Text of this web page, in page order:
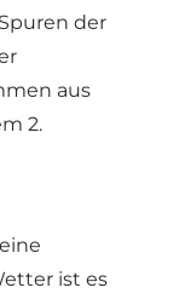
der
aus
2.
ist es